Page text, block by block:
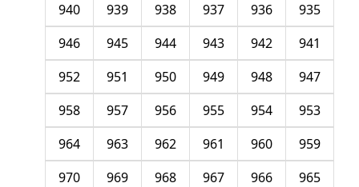
935
936
937
938
939
940
941
942
943
944
945
946
947
948
949
950
951
952
953
954
955
956
957
958
959
960
961
962
963
964
965
966
967
968
969
970